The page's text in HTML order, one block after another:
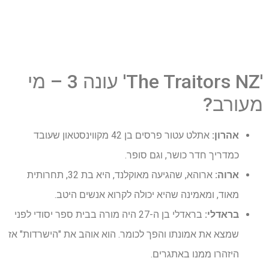
'The Traitors NZ' עונה 3 – מי
מעורב?
אהרון:
אתלט עטור פרסים בן 42 מקווינסטאון שעובד
כמדריך חדר כושר, וגם סופר.
ארוה:
ארוהא, שהגיעה מאוקלנד, היא בת 32, תחרותית
מאוד, ומאמינה שהיא יכולה לקרוא אנשים היטב.
בראדלי:
בראדלי בן ה-27 היה מורה בבית ספר יסודי לפני
שמצא את אמונתו והפך לכומר. הוא אוהב את "הישרדות" אז
היזהרו ממנו באתגרים.